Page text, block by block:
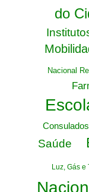
do
Nacional
Consulados
Saúde
Luz, Gás